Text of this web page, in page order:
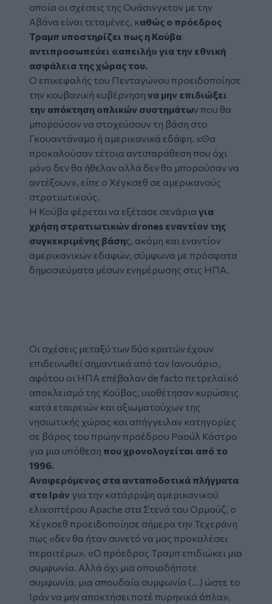
οποία οι σχέσεις της Ουάσινγκτον με την
Αβάνα είναι τεταμένες, καθώς ο πρόεδρος
Τραμπ υποστηρίζει πως η Κούβα
αντιπροσωπεύει «απειλή» για την εθνική
ασφάλεια της χώρας του.
Ο επικεφαλής του Πενταγώνου προειδοποίησε
την κουβανική κυβέρνηση να μην επιδιώξει
την απόκτηση οπλικών συστημάτων που θα
μπορούσαν να στοχεύσουν τη βάση στο
Γκουαντάναμο ή αμερικανικά εδάφη. «Θα
προκαλούσαν τέτοια αντιπαράθεση που όχι
μόνο δεν θα ήθελαν αλλά δεν θα μπορούσαν να
αντέξουν», είπε ο Χέγκσεθ σε αμερικανούς
στρατιωτικούς.
Η Κούβα φέρεται να εξέτασε σενάρια για
χρήση στρατιωτικών drones εναντίον της
συγκεκριμένης βάσης, ακόμη και εναντίον
αμερικανικών εδαφών, σύμφωνα με πρόσφατα
δημοσιεύματα μέσων ενημέρωσης στις ΗΠΑ.
Οι σχέσεις μεταξύ των δύο κρατών έχουν
επιδεινωθεί σημαντικά από τον Ιανουάριο,
αφότου οι ΗΠΑ επέβαλαν de facto πετρελαϊκό
αποκλεισμό της Κούβας, υιοθέτησαν κυρώσεις
κατά εταιρειών και αξιωματούχων της
νησιωτικής χώρας και απήγγειλαν κατηγορίες
σε βάρος του πρώην προέδρου Ραούλ Κάστρο
για μια υπόθεση που χρονολογείται από το
1996.
Αναφερόμενος στα ανταποδοτικά πλήγματα
στο Ιράν για την κατάρριψη αμερικανικού
ελικοπτέρου Apache στα Στενά του Ορμούζ, ο
Χέγκσεθ προειδοποίησε σήμερα την Τεχεράνη
πως «δεν θα ήταν συνετό να μας προκαλέσει
περαιτέρω». «Ο πρόεδρος Τραμπ επιδιώκει μια
συμφωνία. Αλλά όχι μια οποιαδήποτε
συμφωνία, μια σπουδαία συμφωνία (…) ώστε το
Ιράν να μην αποκτήσει ποτέ πυρηνικά όπλα»,